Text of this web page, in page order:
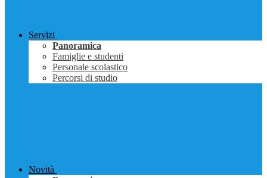
Servizi
Panoramica
Famiglie e studenti
Personale scolastico
Percorsi di studio
Novità